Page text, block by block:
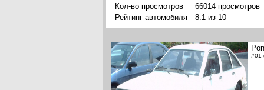
Кол-во просмотров
66014 просмотров
Рейтинг автомобиля
8.1 из 10
#01